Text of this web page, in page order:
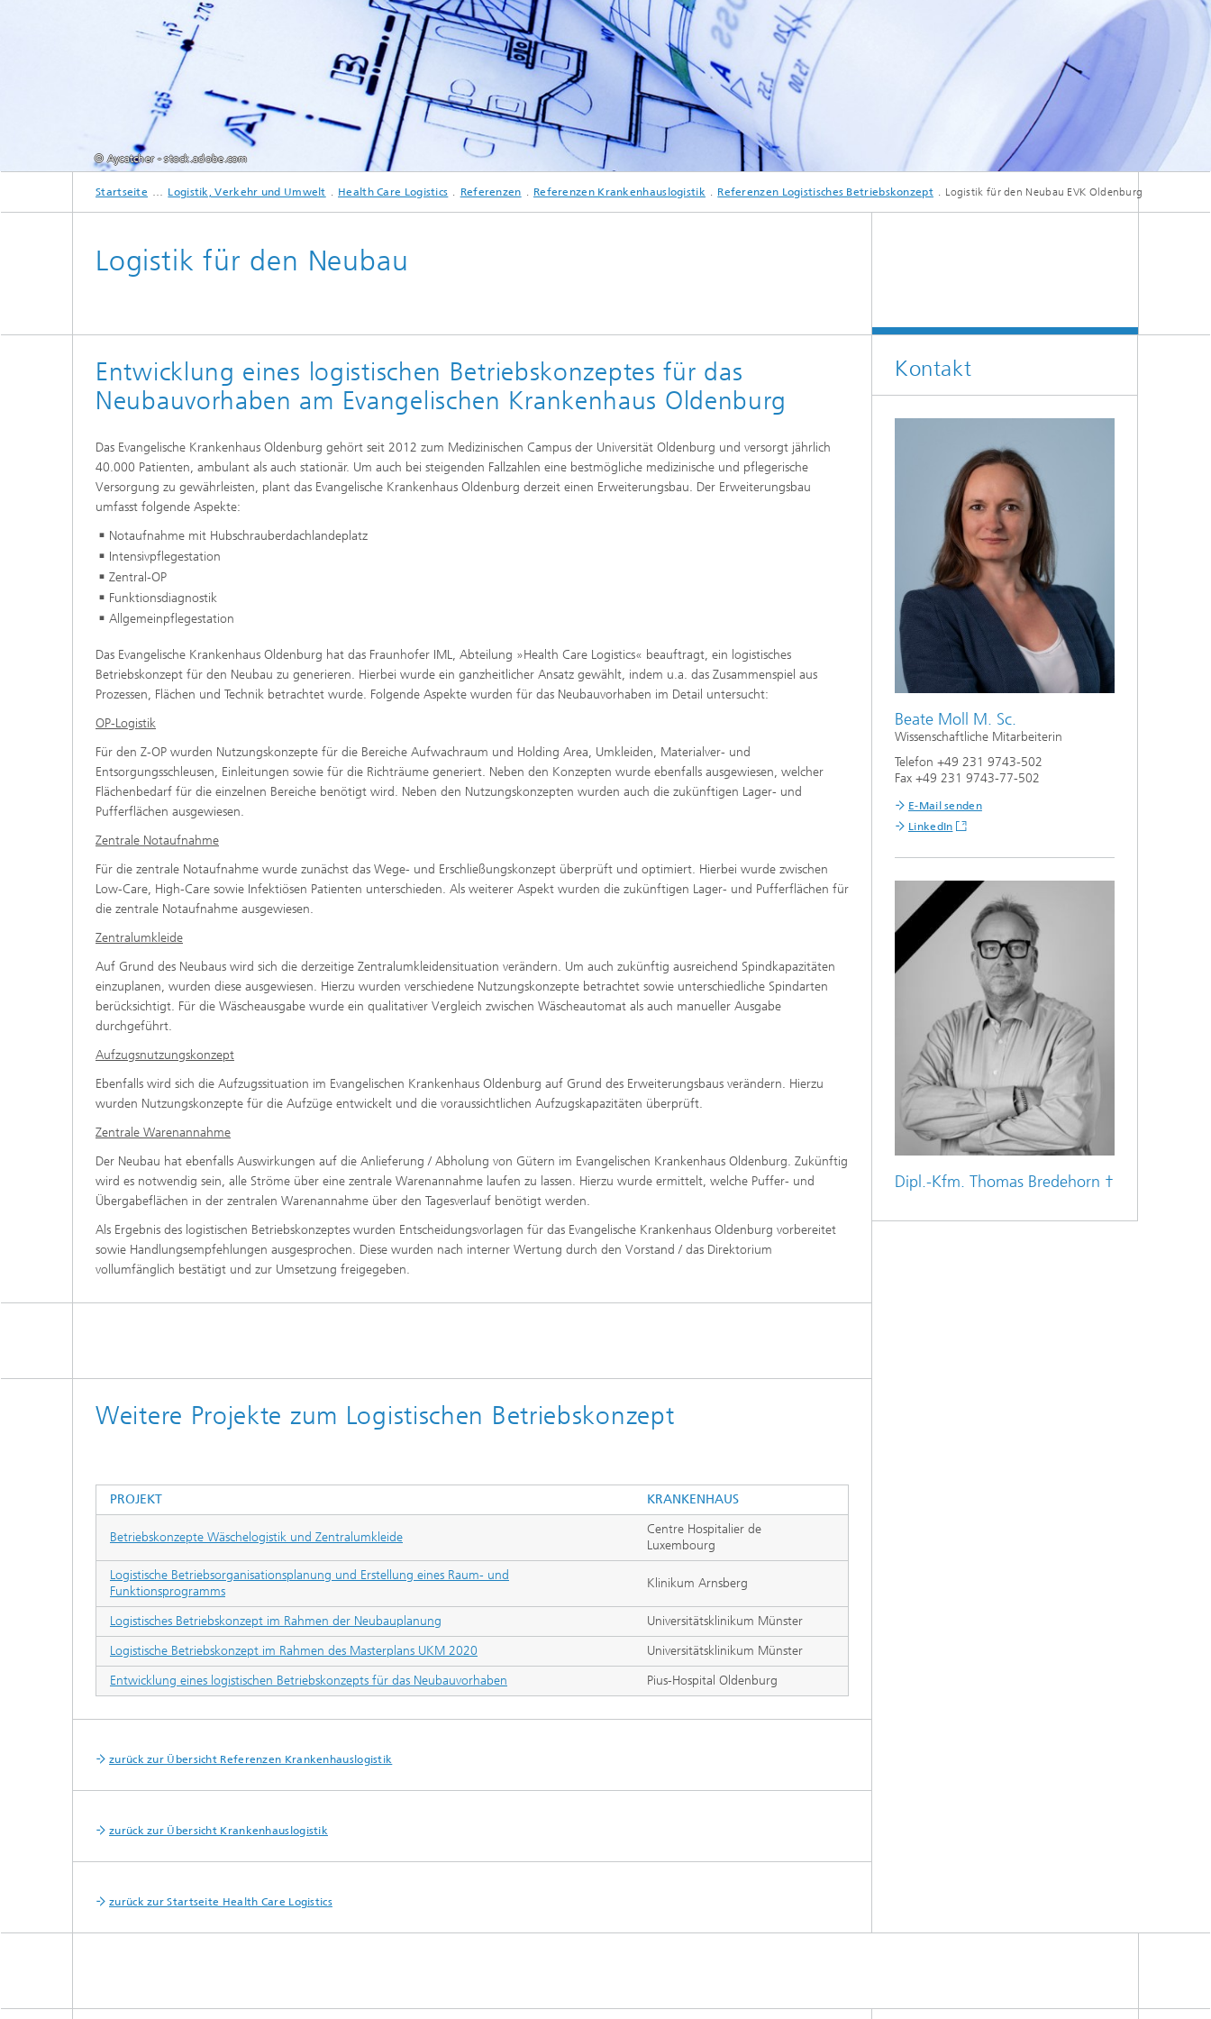
© Aycatcher - stock.adobe.com
Startseite Logistik, Verkehr und Umwelt Health Care Logistics Referenzen Referenzen Krankenhauslogistik Referenzen Logistisches Betriebskonzept Logistik für den Neubau EVK Oldenburg
Logistik für den Neubau
Entwicklung eines logistischen Betriebskonzeptes für das
Neubauvorhaben am Evangelischen Krankenhaus Oldenburg
Das Evangelische Krankenhaus Oldenburg gehört seit 2012 zum Medizinischen Campus der Universität Oldenburg und versorgt jährlich
40.000 Patienten, ambulant als auch stationär. Um auch bei steigenden Fallzahlen eine bestmögliche medizinische und pflegerische
Versorgung zu gewährleisten, plant das Evangelische Krankenhaus Oldenburg derzeit einen Erweiterungsbau. Der Erweiterungsbau
umfasst folgende Aspekte:
Notaufnahme mit Hubschrauberdachlandeplatz
Intensivpflegestation
Zentral-OP
Funktionsdiagnostik
Allgemeinpflegestation
Das Evangelische Krankenhaus Oldenburg hat das Fraunhofer IML, Abteilung »Health Care Logistics« beauftragt, ein logistisches
Betriebskonzept für den Neubau zu generieren. Hierbei wurde ein ganzheitlicher Ansatz gewählt, indem u.a. das Zusammenspiel aus
Prozessen, Flächen und Technik betrachtet wurde. Folgende Aspekte wurden für das Neubauvorhaben im Detail untersucht:
OP-Logistik
Für den Z-OP wurden Nutzungskonzepte für die Bereiche Aufwachraum und Holding Area, Umkleiden, Materialver- und
Entsorgungsschleusen, Einleitungen sowie für die Richträume generiert. Neben den Konzepten wurde ebenfalls ausgewiesen, welcher
Flächenbedarf für die einzelnen Bereiche benötigt wird. Neben den Nutzungskonzepten wurden auch die zukünftigen Lager- und
Pufferflächen ausgewiesen.
Zentrale Notaufnahme
Für die zentrale Notaufnahme wurde zunächst das Wege- und Erschließungskonzept überprüft und optimiert. Hierbei wurde zwischen
Low-Care, High-Care sowie Infektiösen Patienten unterschieden. Als weiterer Aspekt wurden die zukünftigen Lager- und Pufferflächen für
die zentrale Notaufnahme ausgewiesen.
Zentralumkleide
Auf Grund des Neubaus wird sich die derzeitige Zentralumkleidensituation verändern. Um auch zukünftig ausreichend Spindkapazitäten
einzuplanen, wurden diese ausgewiesen. Hierzu wurden verschiedene Nutzungskonzepte betrachtet sowie unterschiedliche Spindarten
berücksichtigt. Für die Wäscheausgabe wurde ein qualitativer Vergleich zwischen Wäscheautomat als auch manueller Ausgabe
durchgeführt.
Aufzugsnutzungskonzept
Ebenfalls wird sich die Aufzugssituation im Evangelischen Krankenhaus Oldenburg auf Grund des Erweiterungsbaus verändern. Hierzu
wurden Nutzungskonzepte für die Aufzüge entwickelt und die voraussichtlichen Aufzugskapazitäten überprüft.
Zentrale Warenannahme
Der Neubau hat ebenfalls Auswirkungen auf die Anlieferung / Abholung von Gütern im Evangelischen Krankenhaus Oldenburg. Zukünftig
wird es notwendig sein, alle Ströme über eine zentrale Warenannahme laufen zu lassen. Hierzu wurde ermittelt, welche Puffer- und
Übergabeflächen in der zentralen Warenannahme über den Tagesverlauf benötigt werden.
Als Ergebnis des logistischen Betriebskonzeptes wurden Entscheidungsvorlagen für das Evangelische Krankenhaus Oldenburg vorbereitet
sowie Handlungsempfehlungen ausgesprochen. Diese wurden nach interner Wertung durch den Vorstand / das Direktorium
vollumfänglich bestätigt und zur Umsetzung freigegeben.
Weitere Projekte zum Logistischen Betriebskonzept
PROJEKT KRANKENHAUS
Betriebskonzepte Wäschelogistik und Zentralumkleide
Centre Hospitalier de
Luxembourg
Logistische Betriebsorganisationsplanung und Erstellung eines Raum- und
Funktionsprogramms
Klinikum Arnsberg
Logistisches Betriebskonzept im Rahmen der Neubauplanung
Universitätsklinikum Münster
Logistische Betriebskonzept im Rahmen des Masterplans UKM 2020
Universitätsklinikum Münster
Entwicklung eines logistischen Betriebskonzepts für das Neubauvorhaben
Pius-Hospital Oldenburg
zurück zur Übersicht Referenzen Krankenhauslogistik
zurück zur Übersicht Krankenhauslogistik
zurück zur Startseite Health Care Logistics
Kontakt
Beate Moll M. Sc.
Wissenschaftliche Mitarbeiterin
Telefon +49 231 9743-502
Fax +49 231 9743-77-502
E-Mail senden
LinkedIn
Dipl.-Kfm. Thomas Bredehorn †